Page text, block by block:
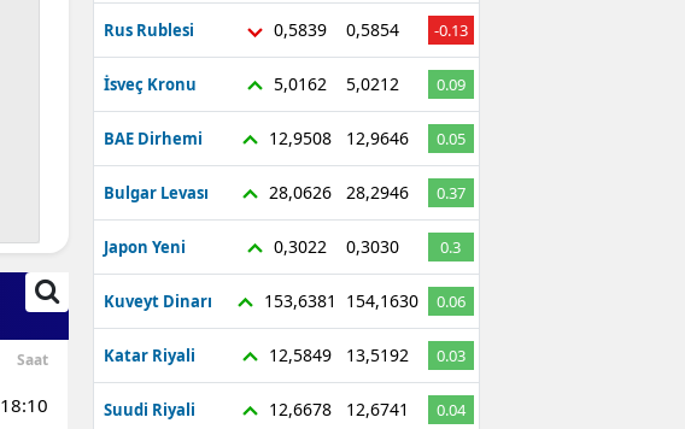
Saat
18:10
Rus Rublesi 0,5839 0,5854 -0.13
İsveç Kronu 5,0162 5,0212 0.09
BAE Dirhemi 12,9508 12,9646 0.05
Bulgar Levası 28,0626 28,2946 0.37
Japon Yeni 0,3022 0,3030 0.3
Kuveyt Dinarı 153,6381 154,1630 0.06
Katar Riyali 12,5849 13,5192 0.03
Suudi Riyali 12,6678 12,6741 0.04